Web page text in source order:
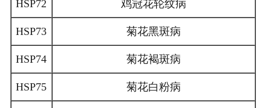
HSP72 鸡冠花轮纹病
HSP73 菊花黑斑病
HSP74 菊花褐斑病
HSP75 菊花白粉病